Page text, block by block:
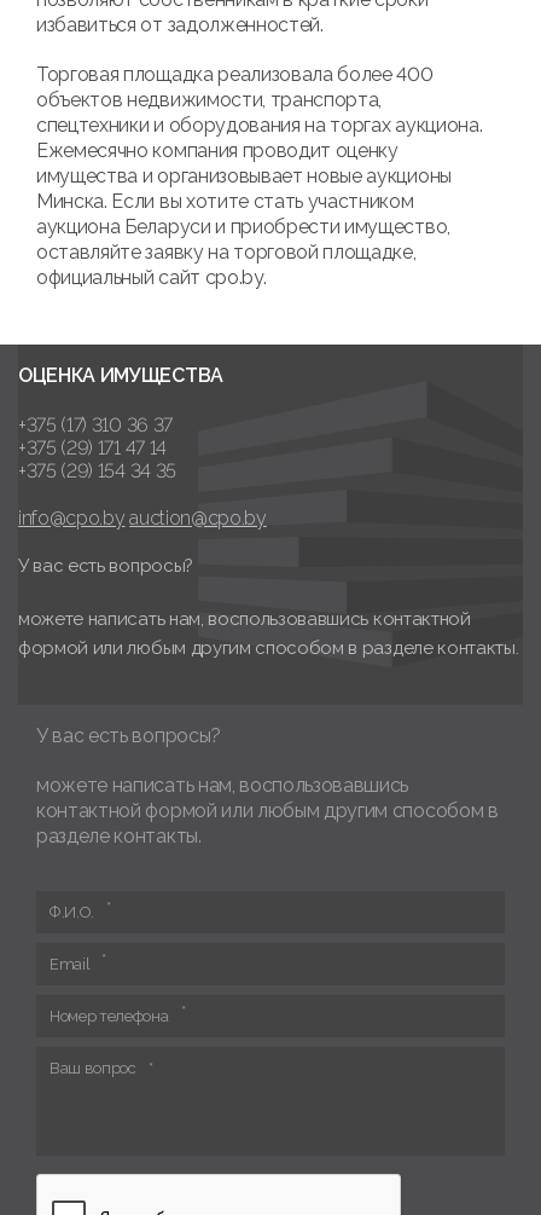
избавиться от задолженностей.
Торговая площадка реализовала более 400
объектов недвижимости, транспорта,
спецтехники и оборудования на торгах аукциона.
Ежемесячно компания проводит оценку
имущества и организовывает новые аукционы
Минска. Если вы хотите стать участником
аукциона Беларуси и приобрести имущество,
оставляйте заявку на торговой площадке,
официальный сайт cpo.by.
ОЦЕНКА ИМУЩЕСТВА
+375 (17) 310 36 37
+375 (29) 171 47 14
+375 (29) 154 34 35
info@cpo.by auction@cpo.by
У вас есть вопросы?
можете написать нам, воспользовавшись контактной
формой или любым другим способом в разделе контакты.
У вас есть вопросы?
можете написать нам, воспользовавшись
контактной формой или любым другим способом в
разделе контакты.
Ф.И.О.
Email
Номер телефона
Ваш вопрос